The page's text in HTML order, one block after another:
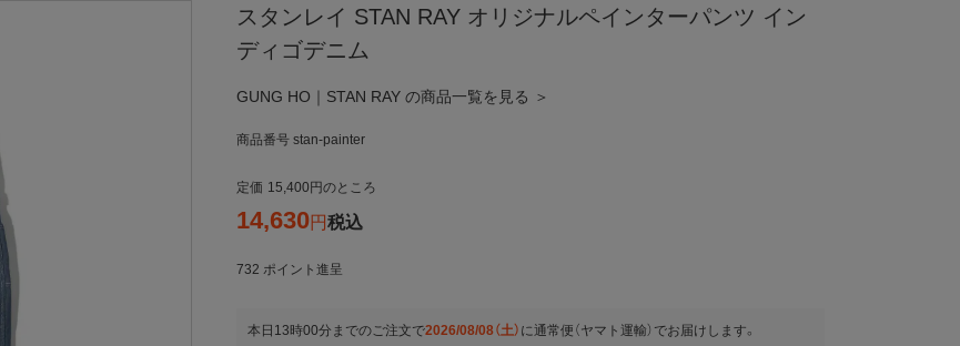
スタンレイ STAN RAY オリジナルペインターパンツ イン
ディゴデニム
GUNG HO｜STAN RAY の商品一覧を見る ＞
商品番号 stan-painter
定価 15,400 のところ
14,630 税込
732 ポイント進呈
本日 13時00分 までのご注文で2026/08/08（土） に通常便（ヤマト運輸） でお届けします。